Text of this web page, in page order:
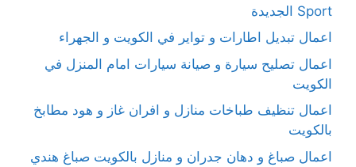
Sport الجديدة
اعمال تبديل اطارات و تواير في الكويت و الجهراء
اعمال تصليح سيارة و صيانة سيارات امام المنزل في
الكويت
اعمال تنظيف طباخات منازل و افران غاز و هود مطابخ
بالكويت
اعمال صباغ و دهان جدران و منازل بالكويت صباغ هندي